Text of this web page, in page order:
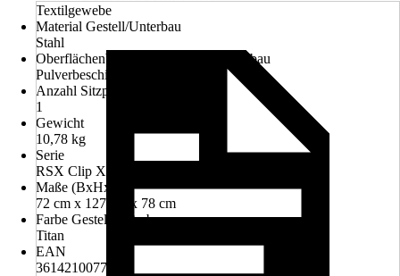
Textilgewebe
Material Gestell/Unterbau
Stahl
Oberflächenbehandlung Gestell/Unterbau
Pulverbeschichtet
Anzahl Sitzplätze
1
Gewicht
10,78 kg
Serie
RSX Clip XL Air Comfort
Maße (BxHxT)
72 cm x 127 cm x 78 cm
Farbe Gestell/Unterbau
Titan
EAN
3614210077058